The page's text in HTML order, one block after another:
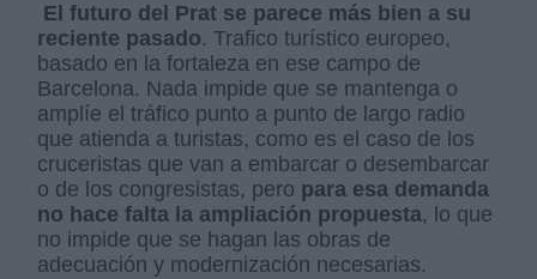
El futuro del Prat se parece más bien a su
reciente pasado. Trafico turístico europeo,
basado en la fortaleza en ese campo de
Barcelona. Nada impide que se mantenga o
amplíe el tráfico punto a punto de largo radio
que atienda a turistas, como es el caso de los
cruceristas que van a embarcar o desembarcar
o de los congresistas, pero para esa demanda
no hace falta la ampliación propuesta, lo que
no impide que se hagan las obras de
adecuación y modernización necesarias.